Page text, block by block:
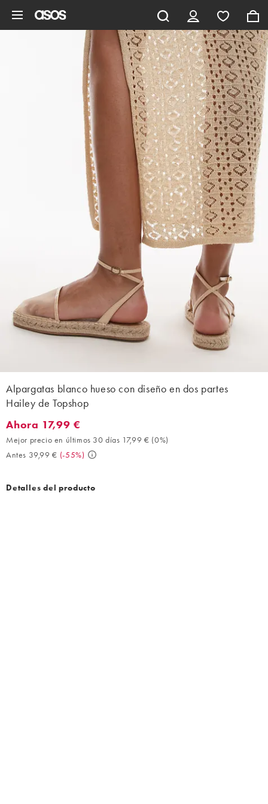
Alpargatas blanco hueso con diseño en dos partes
Hailey de Topshop
Ahora 17,99 €. Mejor precio en últimos 30 días 17,99 € (0%).
Ahora 17,99 €
Mejor precio en últimos 30 días 17,99 € (0%)
Antes 39,99 € (-55%)
Detalles del producto